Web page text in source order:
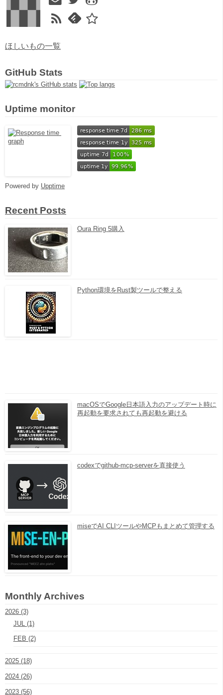
ほしいもの一覧
GitHub Stats
Uptime monitor
Powered by Upptime
Recent Posts
Oura Ring 5購入
Python環境をRust製ツールで整える
macOSでGoogle日本語入力のアップデート時に
再起動を要求されても再起動を避ける
codexでgithub-mcp-serverを直接使う
miseでAI CLIツールやMCPもまとめて管理する
Monthly Archives
2026 (3)
JUL (1)
FEB (2)
2025 (18)
2024 (26)
2023 (56)